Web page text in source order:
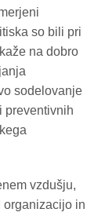
so bili pri
na dobro
sodelovanje
preventivnih
vzdušju,
organizacijo in